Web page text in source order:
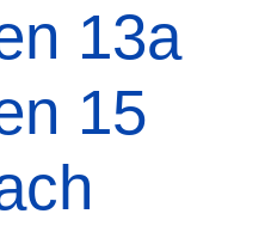
13a
15